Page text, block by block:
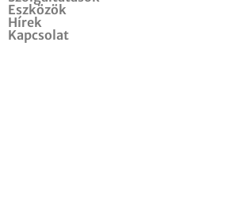
Eszközök
Hírek
Kapcsolat